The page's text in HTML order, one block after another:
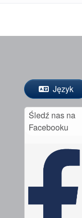
Język
Śledź nas na
Facebooku